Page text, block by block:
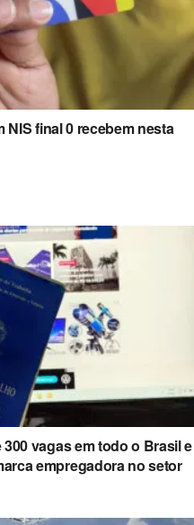
final 0 recebem nesta
vagas em todo o Brasil e
empregadora no setor